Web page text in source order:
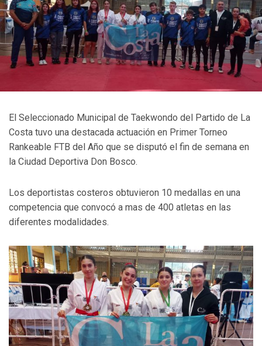
El Seleccionado Municipal de Taekwondo del Partido de La
Costa tuvo una destacada actuación en Primer Torneo
Rankeable FTB del Año que se disputó el fin de semana en
la Ciudad Deportiva Don Bosco.
Los deportistas costeros obtuvieron 10 medallas en una
competencia que convocó a mas de 400 atletas en las
diferentes modalidades.